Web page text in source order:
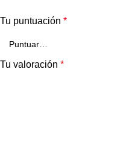
Tu puntuación *
Tu valoración *